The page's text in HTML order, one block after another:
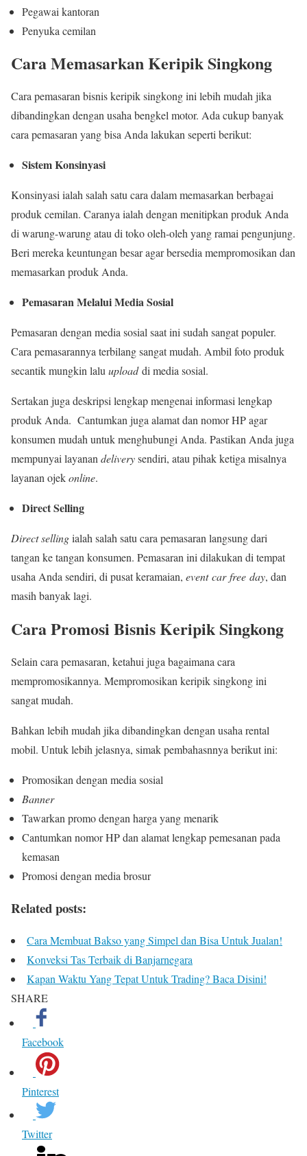
Pegawai kantoran
Penyuka cemilan
Cara Memasarkan Keripik Singkong
Cara pemasaran bisnis keripik singkong ini lebih mudah jika
dibandingkan dengan usaha bengkel motor. Ada cukup banyak
cara pemasaran yang bisa Anda lakukan seperti berikut:
Sistem Konsinyasi
Konsinyasi ialah salah satu cara dalam memasarkan berbagai
produk cemilan. Caranya ialah dengan menitipkan produk Anda
di warung-warung atau di toko oleh-oleh yang ramai pengunjung.
Beri mereka keuntungan besar agar bersedia mempromosikan dan
memasarkan produk Anda.
Pemasaran Melalui Media Sosial
Pemasaran dengan media sosial saat ini sudah sangat populer.
Cara pemasarannya terbilang sangat mudah. Ambil foto produk
secantik mungkin laluuploaddi media sosial.
Sertakan juga deskripsi lengkap mengenai informasi lengkap
produk Anda. Cantumkan juga alamat dan nomor HP agar
konsumen mudah untuk menghubungi Anda. Pastikan Anda juga
mempunyai layanandeliverysendiri, atau pihak ketiga misalnya
layanan ojekonline.
Direct Selling
Direct sellingialah salah satu cara pemasaran langsung dari
tangan ke tangan konsumen. Pemasaran ini dilakukan di tempat
usaha Anda sendiri, di pusat keramaian, event car free day, dan
masih banyak lagi.
Cara Promosi Bisnis Keripik Singkong
Selain cara pemasaran, ketahui juga bagaimana cara
mempromosikannya. Mempromosikan keripik singkong ini
sangat mudah.
Bahkan lebih mudah jika dibandingkan dengan usaha rental
mobil. Untuk lebih jelasnya, simak pembahasnnya berikut ini:
Promosikan dengan media sosial
Banner
Tawarkan promo dengan harga yang menarik
Cantumkan nomor HP dan alamat lengkap pemesanan pada
kemasan
Promosi dengan media brosur
Related posts:
Cara Membuat Bakso yang Simpel dan Bisa Untuk Jualan!
Konveksi Tas Terbaik di Banjarnegara
Kapan Waktu Yang Tepat Untuk Trading? Baca Disini!
SHARE
Facebook
Pinterest
Twitter